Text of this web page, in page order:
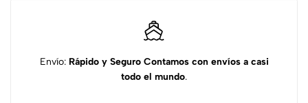
Envío: Rápido y Seguro Contamos con envíos a casi
todo el mundo.